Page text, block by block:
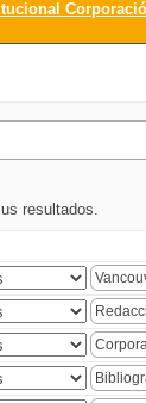
resultados.